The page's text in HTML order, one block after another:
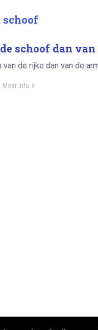
schoof
schoof dan van
de rijke dan van de
Meer info